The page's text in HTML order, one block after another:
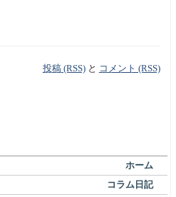
投稿 (RSS)と コメント (RSS)
ホーム
コラム日記